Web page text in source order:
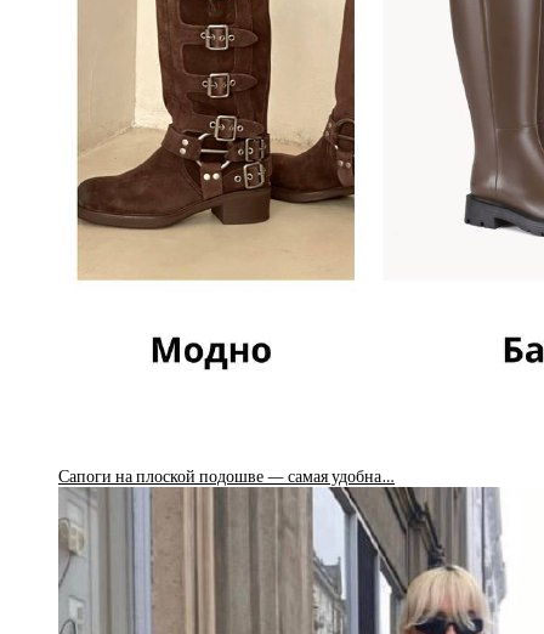
Сапоги на плоской подошве — самая удобна…